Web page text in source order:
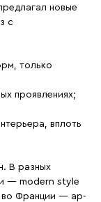
новые
с
только
проявлениях;
вплоть
В разных
— modern style
Франции — ар-